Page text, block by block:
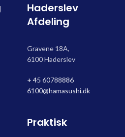
Haderslev
Afdeling
Gravene 18A,
6100 Haderslev
+ 45 60788886
6100@hamasushi.dk
Praktisk